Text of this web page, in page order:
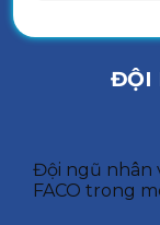
ĐỘI
Đội ngũ nhân
FACO trong